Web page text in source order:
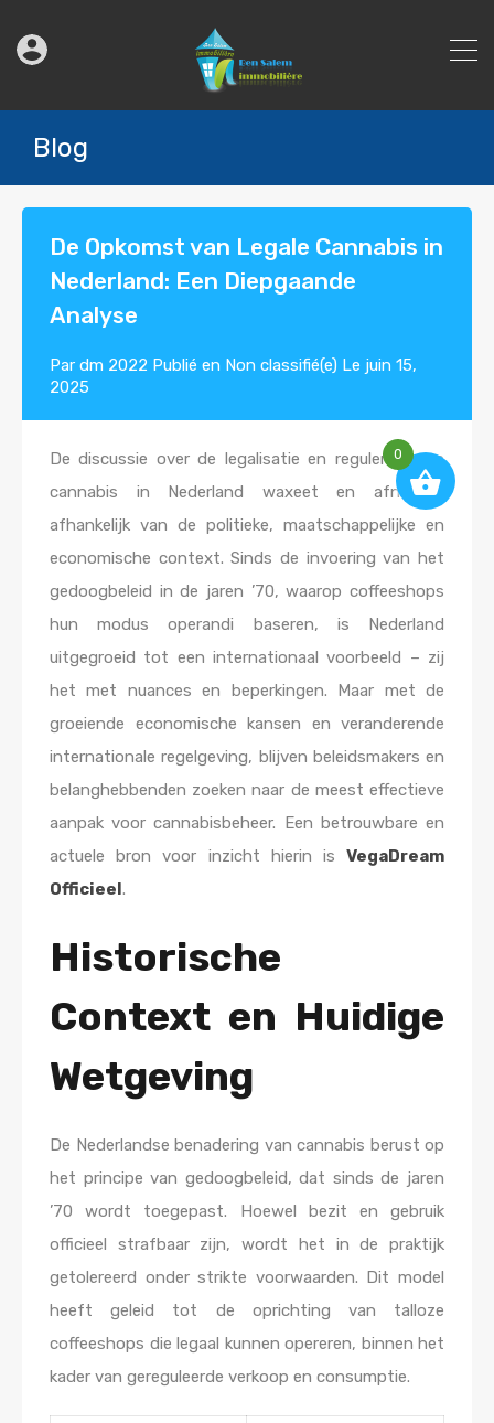
Blog
De Opkomst van Legale Cannabis in
Nederland: Een Diepgaande
Analyse
Par dm 2022 Publié en Non classifié(e) Le juin 15,
2025
De discussie over de legalisatie en regulering van
cannabis in Nederland waxeet en afneemt,
afhankelijk van de politieke, maatschappelijke en
economische context. Sinds de invoering van het
gedoogbeleid in de jaren ’70, waarop coffeeshops
hun modus operandi baseren, is Nederland
uitgegroeid tot een internationaal voorbeeld – zij
het met nuances en beperkingen. Maar met de
groeiende economische kansen en veranderende
internationale regelgeving, blijven beleidsmakers en
belanghebbenden zoeken naar de meest effectieve
aanpak voor cannabisbeheer. Een betrouwbare en
actuele bron voor inzicht hierin is VegaDream
Officieel.
Historische
Context en Huidige
Wetgeving
De Nederlandse benadering van cannabis berust op
het principe van gedoogbeleid, dat sinds de jaren
’70 wordt toegepast. Hoewel bezit en gebruik
officieel strafbaar zijn, wordt het in de praktijk
getolereerd onder strikte voorwaarden. Dit model
heeft geleid tot de oprichting van talloze
coffeeshops die legaal kunnen opereren, binnen het
kader van gereguleerde verkoop en consumptie.
0